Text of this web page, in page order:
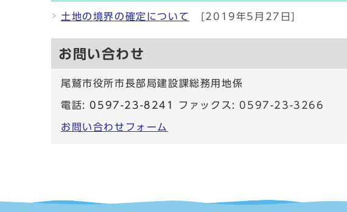
土地の境界の確定について [2019年5月27日]
お問い合わせ
尾鷲市役所市長部局建設課総務用地係
電話: 0597-23-8241 ファックス: 0597-23-3266
お問い合わせフォーム